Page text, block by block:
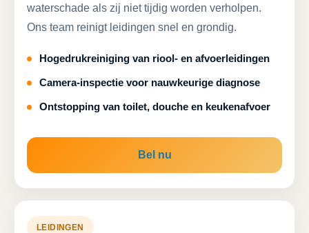
waterschade als zij niet tijdig worden verholpen.
Ons team reinigt leidingen snel en grondig.
Hogedrukreiniging van riool- en afvoerleidingen
Camera-inspectie voor nauwkeurige diagnose
Ontstopping van toilet, douche en keukenafvoer
Bel nu
LEIDINGEN